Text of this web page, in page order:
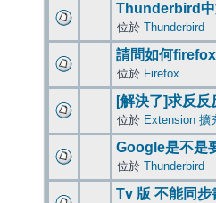
Thunderbird中
位於 Thunderbird
請問如何
位於 Firefox
[解決了]求反反
位於 Extension 擴
Google是不是
位於 Thunderbird
Tv 版 不能同步